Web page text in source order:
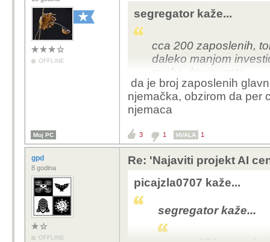
OFFLINE
segregator kaže...
cca 200 zaposlenih,
daleko manjom
svake druge vrste
da je broj zaposlenih
njemačka, obzirom da per
njemaca
Moj PC 3 1 HVALA 1
gpd
8 godina
OFFLINE
Re: 'Najaviti projekt AI
picajzla0707 kaže...
segregator kaže...